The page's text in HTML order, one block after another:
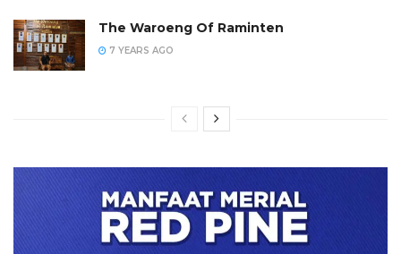
The Waroeng Of Raminten
7 YEARS AGO